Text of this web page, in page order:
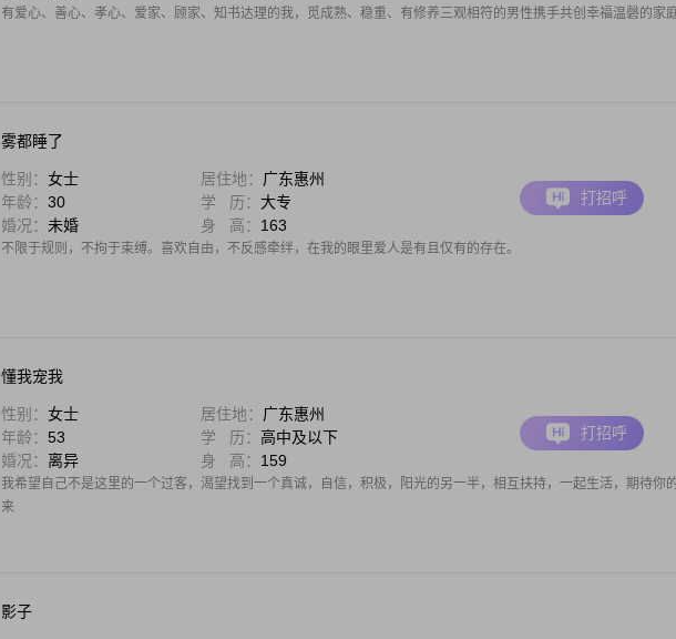
有爱心、善心、孝心、爱家、顾家、知书达理的我，觅成熟、稳重、有修养三观相符的男性携手共创幸福温磬的家
雾都睡了
性别： 女士 居住地： 广东惠州
年龄： 30 学 历： 大专
婚况： 未婚 身 高： 163
不限于规则，不拘于束缚。喜欢自由，不反感牵绊，在我的眼里爱人是有且仅有的存在。
打招呼
懂我宠我
性别： 女士 居住地： 广东惠州
年龄： 53 学 历： 高中及以下
婚况： 离异 身 高： 159
我希望自己不是这里的一个过客，渴望找到一个真诚，自信，积极，阳光的另一半，相互扶持，一起生活，期待你
来
打招呼
影子